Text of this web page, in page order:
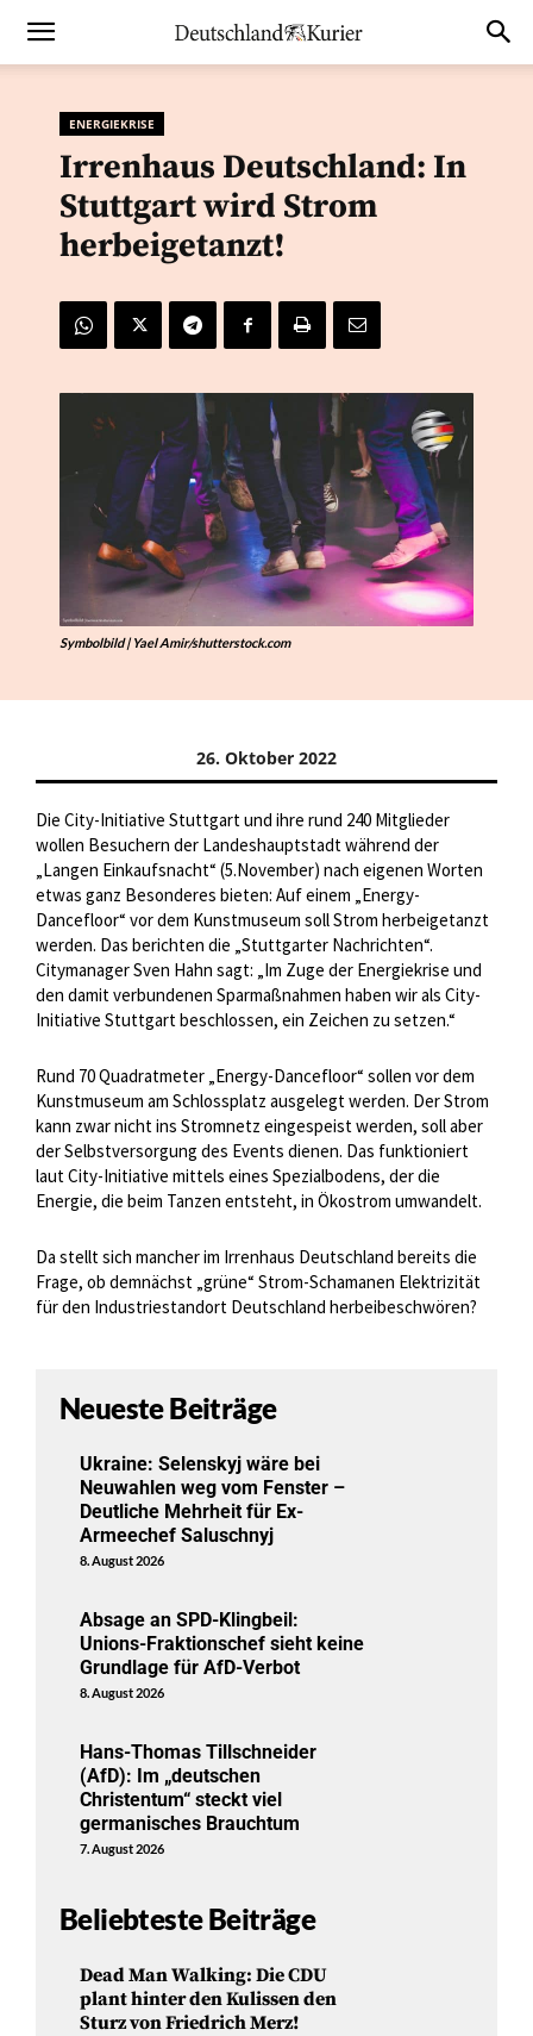
ENERGIEKRISE
Irrenhaus Deutschland: In
Stuttgart wird Strom
herbeigetanzt!
Symbolbild | Yael Amir/shutterstock.com
26. Oktober 2022
Die City-Initiative Stuttgart und ihre rund 240 Mitglieder
wollen Besuchern der Landeshauptstadt während der
„Langen Einkaufsnacht“ (5.November) nach eigenen Worten
etwas ganz Besonderes bieten: Auf einem „Energy-
Dancefloor“ vor dem Kunstmuseum soll Strom herbeigetanzt
werden. Das berichten die „Stuttgarter Nachrichten“.
Citymanager Sven Hahn sagt: „Im Zuge der Energiekrise und
den damit verbundenen Sparmaßnahmen haben wir als City-
Initiative Stuttgart beschlossen, ein Zeichen zu setzen.“
Rund 70 Quadratmeter „Energy-Dancefloor“ sollen vor dem
Kunstmuseum am Schlossplatz ausgelegt werden. Der Strom
kann zwar nicht ins Stromnetz eingespeist werden, soll aber
der Selbstversorgung des Events dienen. Das funktioniert
laut City-Initiative mittels eines Spezialbodens, der die
Energie, die beim Tanzen entsteht, in Ökostrom umwandelt.
Da stellt sich mancher im Irrenhaus Deutschland bereits die
Frage, ob demnächst „grüne“ Strom-Schamanen Elektrizität
für den Industriestandort Deutschland herbeibeschwören?
Neueste Beiträge
Ukraine: Selenskyj wäre bei
Neuwahlen weg vom Fenster –
Deutliche Mehrheit für Ex-
Armeechef Saluschnyj
8. August 2026
Absage an SPD-Klingbeil:
Unions-Fraktionschef sieht keine
Grundlage für AfD-Verbot
8. August 2026
Hans-Thomas Tillschneider
(AfD): Im „deutschen
Christentum“ steckt viel
germanisches Brauchtum
7. August 2026
Beliebteste Beiträge
Dead Man Walking: Die CDU
plant hinter den Kulissen den
Sturz von Friedrich Merz!